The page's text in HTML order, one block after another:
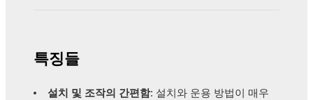
특징들
설치 및 조작의 간편함: 설치와 운용 방법이 매우